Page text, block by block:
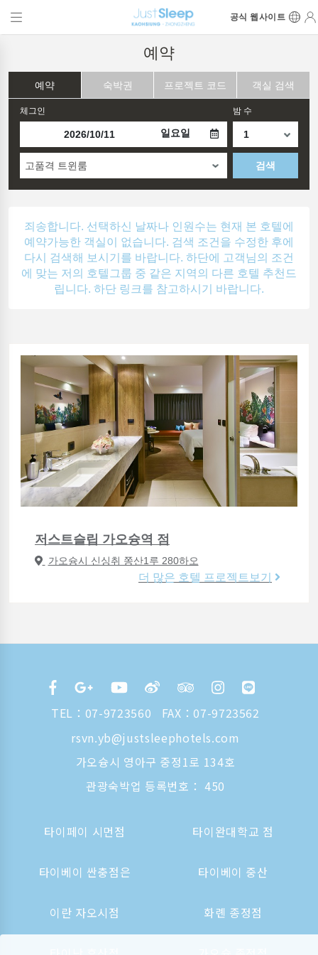
공식 웹사이트
예약
예약 숙박권 프로젝트 코드 객실 검색
체그인
일요일
밤 수
고품격 트윈룸 검색
죄송합니다. 선택하신 날짜나 인원수는 현재 본 호텔에
예약가능한 객실이 없습니다. 검색 조건을 수정한 후에
다시 검색해 보시기를 바랍니다. 하단에 고객님의 조건
에 맞는 저의 호텔그룹 중 같은 지역의 다른 호텔 추천드
립니다. 하단 링크를 참고하시기 바랍니다.
저스트슬립 가오슝역 점
가오슝시 신싱취 쫑산1루 280하오
더 많은 호텔 프로젝트보기
TEL： 07-9723560
FAX：07-9723562
rsvn.yb@justsleephotels.com
가오슝시 영아구 중정1로 134호
관광숙박업 등록번호： 450
타이페이 시먼점 타이완대학교 점
타이베이 싼충점은 타이베이 중산
이란 자오시점 화롄 종정점